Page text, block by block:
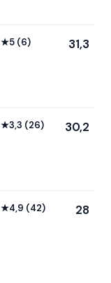
★5 (6) 31,3
★3,3 (26) 30,2
★4,9 (42) 28